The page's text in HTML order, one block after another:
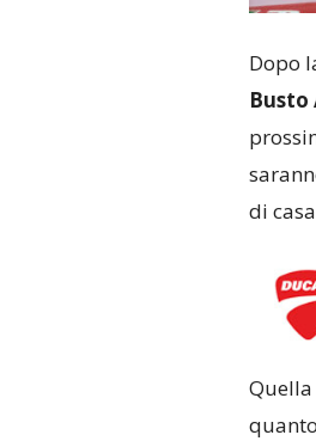
Dopo
Busto
di